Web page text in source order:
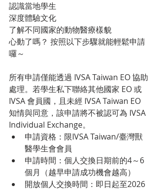
認識當地學生
深度體驗文化
了解不同國家的動物醫療樣貌
心動了嗎？ 按照以下步驟就能輕鬆申請
囉～
所有申請僅能透過 IVSA Taiwan EO 協助
處理。若學生私下聯絡其他國家 EO 或
IVSA 會員國，且未經 IVSA Taiwan EO
知情與同意，該申請將不被認可為 IVSA
Individual Exchange。
申請資格：限IVSA Taiwan/臺灣獸
醫學生會會員
申請時間：個人交換日期前的4～6
個月（越早申請成功機會越高）
開放個人交換時間：即日起至2026